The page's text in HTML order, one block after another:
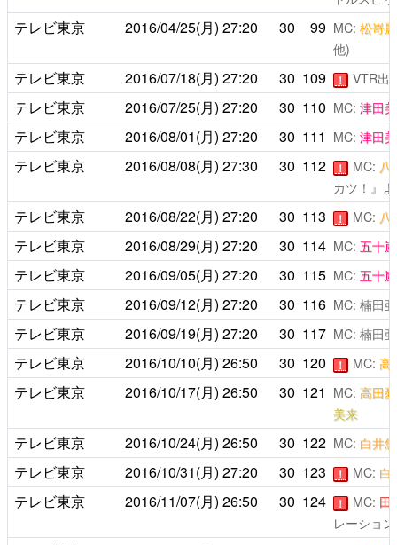
テレビ東京 2016/04/25(月) 27:20 30 99 MC: 松嵜麗
他)
テレビ東京 2016/07/18(月) 27:20 30 109 ！ VTR出
テレビ東京 2016/07/25(月) 27:20 30 110 MC: 津田
テレビ東京 2016/08/01(月) 27:20 30 111 MC: 津田
テレビ東京 2016/08/08(月) 27:30 30 112 ！ MC: 八
カツ！』
テレビ東京 2016/08/22(月) 27:20 30 113 ！ MC: 八
テレビ東京 2016/08/29(月) 27:20 30 114 MC: 五十
テレビ東京 2016/09/05(月) 27:20 30 115 MC: 五十
テレビ東京 2016/09/12(月) 27:20 30 116 MC: 楠田
テレビ東京 2016/09/19(月) 27:20 30 117 MC: 楠田
テレビ東京 2016/10/10(月) 26:50 30 120 ！ MC: 高
テレビ東京 2016/10/17(月) 26:50 30 121 MC: 高田
美来
テレビ東京 2016/10/24(月) 26:50 30 122 MC: 白井
テレビ東京 2016/10/31(月) 27:20 30 123 ！ MC: 白
テレビ東京 2016/11/07(月) 26:50 30 124 ！ MC: 田
レーショ